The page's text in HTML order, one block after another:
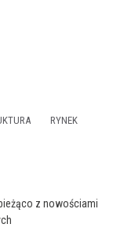
RYNEK
z nowościami